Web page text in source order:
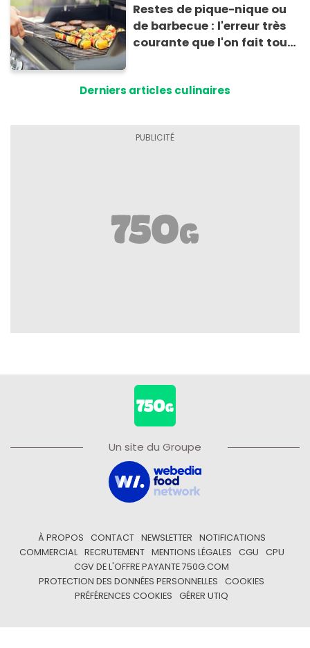
Restes de pique-nique ou
de barbecue : l'erreur très
courante que l'on fait tous
Derniers articles culinaires
Un site du Groupe
À PROPOS CONTACT NEWSLETTER
NOTIFICATIONS
COMMERCIAL
RECRUTEMENT MENTIONS LÉGALES CGU
CPU
CGV DE L'OFFRE PAYANTE 750G.COM
PROTECTION DES DONNÉES PERSONNELLES
COOKIES
PRÉFÉRENCES COOKIES
GÉRER UTIQ